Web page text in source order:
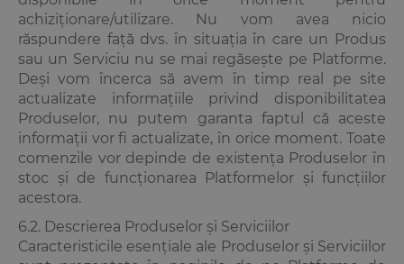
achiziționare/utilizare. Nu vom avea nicio
răspundere față dvs. în situația în care un Produs
sau un Serviciu nu se mai regăsește pe Platforme.
Deși vom încerca să avem în timp real pe site
actualizate informațiile privind disponibilitatea
Produselor, nu putem garanta faptul că aceste
informații vor fi actualizate, în orice moment. Toate
comenzile vor depinde de existența Produselor în
stoc și de funcționarea Platformelor și funcțiilor
acestora.
6.2. Descrierea Produselor și Serviciilor
Caracteristicile esențiale ale Produselor și Serviciilor